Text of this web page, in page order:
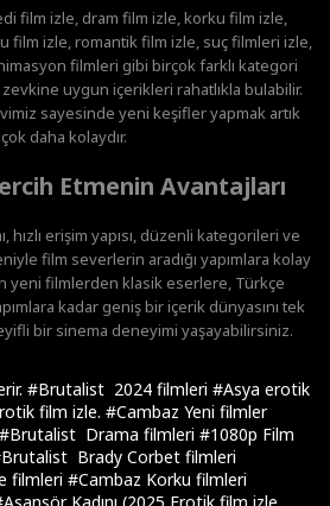
film izle, dram film izle, korku film izle,
film izle, romantik film izle, suç filmleri izle,
filmleri gibi birçok farklı kategori
uygun içerikleri rahatlıkla bulabilir.
sayesinde yeni keşifler yapmak artık
çok daha kolaydır.
Etmenin Avantajları
hızlı erişim yapısı, düzenli kategorileri ve
film severlerin aradığı yapımlara kolay
yeni filmlerden klasik eserlere, Türkçe
kadar geniş bir içerik dünyasını tek
bir sinema deneyimi yaşayabilirsiniz.
#Brutalist 2024 filmleri #Asya erotik
film izle. #Cambaz Yeni filmler
#Brutalist Drama filmleri #1080p Film
Brady Corbet filmleri
filmleri #Cambaz Korku filmleri